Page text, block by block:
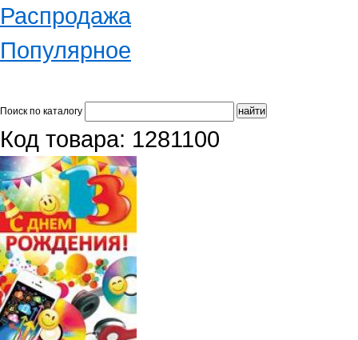
Распродажа
Популярное
Поиск по каталогу
Код товара: 1281100